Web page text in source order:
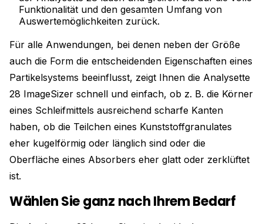
Funktionalität und den gesamten Umfang von
Auswertemöglichkeiten zurück.
Für alle Anwendungen, bei denen neben der Größe
auch die Form die entscheidenden Eigenschaften eines
Partikelsystems beeinflusst, zeigt Ihnen die Analysette
28 ImageSizer schnell und einfach, ob z. B. die Körner
eines Schleifmittels ausreichend scharfe Kanten
haben, ob die Teilchen eines Kunststoffgranulates
eher kugelförmig oder länglich sind oder die
Oberfläche eines Absorbers eher glatt oder zerklüftet
ist.
Wählen Sie ganz nach Ihrem Bedarf